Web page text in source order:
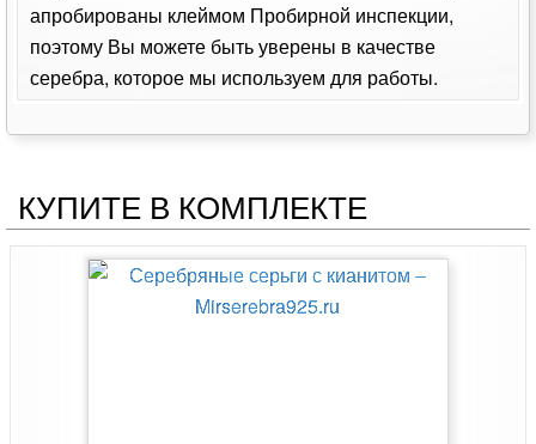
апробированы клеймом Пробирной инспекции,
поэтому Вы можете быть уверены в качестве
серебра, которое мы используем для работы.
КУПИТЕ В КОМПЛЕКТЕ